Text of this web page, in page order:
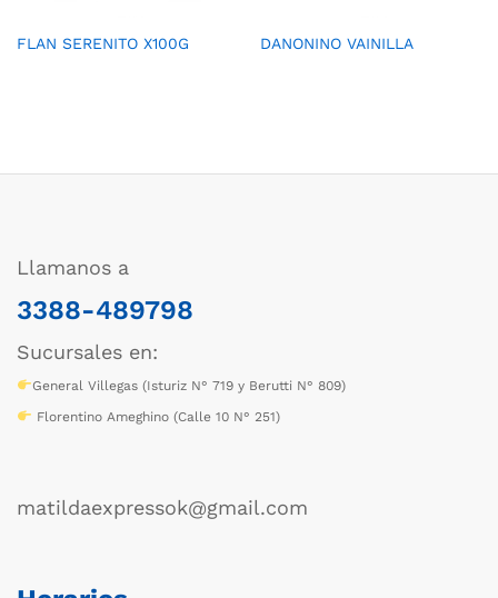
FLAN SERENITO X100G DANONINO VAINILLA
Llamanos a
3388-489798
Sucursales en:
General Villegas (Isturiz N° 719 y Berutti N° 809)
Florentino Ameghino (Calle 10 N° 251)
matildaexpressok@gmail.com